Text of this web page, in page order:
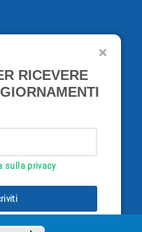
RICEVERE
sulla privacy